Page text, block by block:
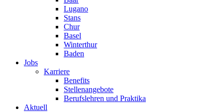
Lugano
Stans
Chur
Basel
Winterthur
Baden
Jobs
Karriere
Benefits
Stellenangebote
Berufslehren und Praktika
Aktuell